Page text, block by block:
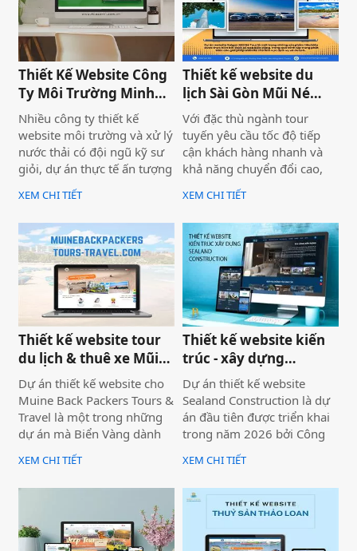
án không chỉ giúp SaiGon
Adventure khẳng định vị
thế dẫn đầu trong mảng
tour trải nghiệm Sài Gòn &
Việt Nam mà còn là minh
chứng cho năng lực công
nghệ và tư duy UX/UI hiện
đại từ Biển Vàng.
dung hay thiếu ngân sách
quảng cáo — mà nằm ngay
ở nền tảng: website chưa
được thiết kế chuẩn SEO
2026 từ đầu.
Thiết Kế Website Công
Ty Môi Trường Minh
Đạt - Lâm Đồng
Nhiều công ty thiết kế
website môi trường và xử lý
nước thải có đội ngũ kỹ sư
giỏi, dự án thực tế ấn tượng
— nhưng website lại sơ sài,
tải chậm, không có trên
Google. Hệ quả là hợp đồng
B2B bị đối thủ có website
chuyên nghiệp hơn giành
mất, dù năng lực kỹ thuật
của bạn hoàn toàn vượt
XEM CHI TIẾT
Thiết kế website du
lịch Sài Gòn Mũi Né
Tour
Với đặc thù ngành tour
tuyến yêu cầu tốc độ tiếp
cận khách hàng nhanh và
khả năng chuyển đổi cao,
dự án không chỉ được xây
dựng như một website giới
thiệu thông tin, mà được
định hướng trở thành một
công cụ hỗ trợ bán hàng
thực tế.
XEM CHI TIẾT
Thiết kế website tour
du lịch & thuê xe Mũi
Né
Dự án thiết kế website cho
Muine Back Packers Tours &
Travel là một trong những
dự án mà Biển Vàng dành
rất nhiều tâm huyết để triển
khai trọn vẹn cả về giao
diện, trải nghiệm người
dùng và hiệu quả vận hành
XEM CHI TIẾT
Thiết kế website kiến
trúc - xây dựng
Sealand Construction
Dự án thiết kế website
Sealand Construction là dự
án đầu tiên được triển khai
trong năm 2026 bởi Công
ty Thiết kế Website Biển
Vàng, mang ý nghĩa mở đầu
cho một năm phát triển mới
với định hướng chuyên
nghiệp, bài bản và bền
vững.
XEM CHI TIẾT